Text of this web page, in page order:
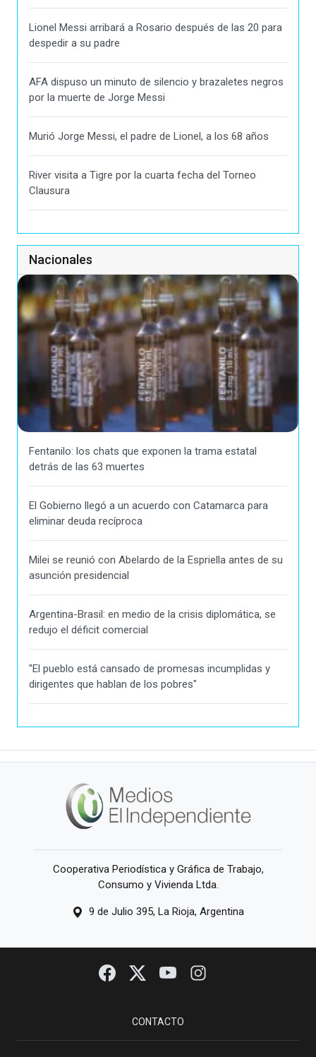
Lionel Messi arribará a Rosario después de las 20 para
despedir a su padre
AFA dispuso un minuto de silencio y brazaletes negros
por la muerte de Jorge Messi
Murió Jorge Messi, el padre de Lionel, a los 68 años
River visita a Tigre por la cuarta fecha del Torneo
Clausura
Nacionales
Fentanilo: los chats que exponen la trama estatal
detrás de las 63 muertes
El Gobierno llegó a un acuerdo con Catamarca para
eliminar deuda recíproca
Milei se reunió con Abelardo de la Espriella antes de su
asunción presidencial
Argentina-Brasil: en medio de la crisis diplomática, se
redujo el déficit comercial
"El pueblo está cansado de promesas incumplidas y
dirigentes que hablan de los pobres"
Cooperativa Periodística y Gráfica de Trabajo,
Consumo y Vivienda Ltda.
9 de Julio 395, La Rioja, Argentina
CONTACTO